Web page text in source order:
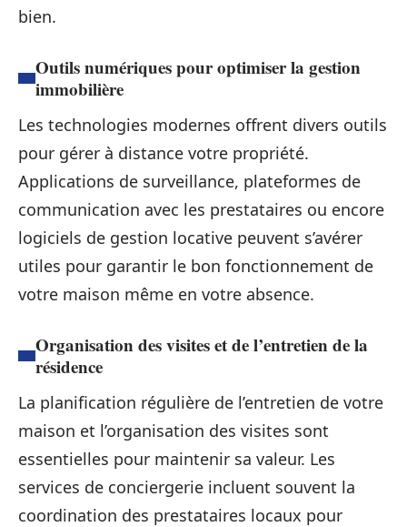
bien.
Outils numériques pour optimiser la gestion
immobilière
Les technologies modernes offrent divers outils
pour gérer à distance votre propriété.
Applications de surveillance, plateformes de
communication avec les prestataires ou encore
logiciels de gestion locative peuvent s’avérer
utiles pour garantir le bon fonctionnement de
votre maison même en votre absence.
Organisation des visites et de l’entretien de la
résidence
La planification régulière de l’entretien de votre
maison et l’organisation des visites sont
essentielles pour maintenir sa valeur. Les
services de conciergerie incluent souvent la
coordination des prestataires locaux pour